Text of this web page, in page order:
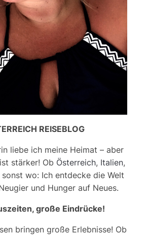
REISEBLOG
liebe ich meine Heimat – aber
stärker! Ob Österreich, Italien,
wo: Ich entdecke die Welt
und Hunger auf Neues.
große Eindrücke!
bringen große Erlebnisse! Ob